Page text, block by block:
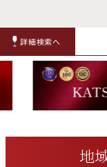
詳細検索へ
白ワイ
ン
地